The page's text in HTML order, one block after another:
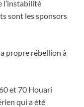
l’instabilité
sont les sponsors
propre rébellion à
et 70 Houari
qui a été